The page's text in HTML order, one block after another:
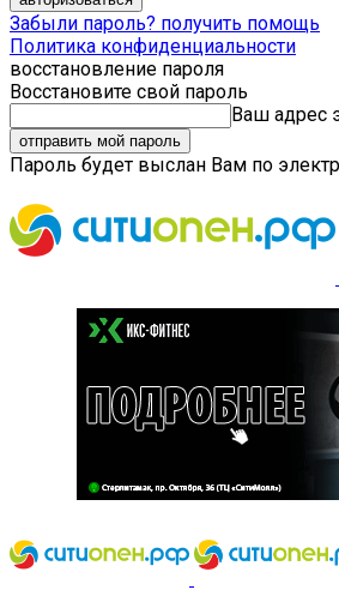
Забыли пароль? получить помощь
Политика конфиденциальности
восстановление пароля
Восстановите свой пароль
Ваш адрес
Пароль будет выслан Вам по